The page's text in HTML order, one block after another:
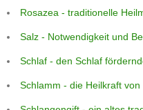
Rosazea - traditionelle
Salz - Notwendigkeit und
Schlaf - den Schlaf
Schlamm - die Heilkraft